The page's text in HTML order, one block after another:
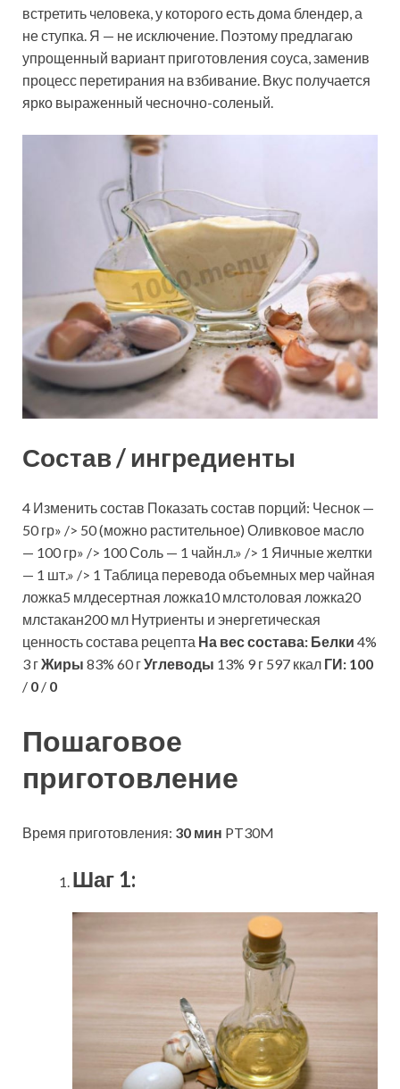
встретить человека, у которого есть дома блендер, а
не ступка. Я — не исключение. Поэтому предлагаю
упрощенный вариант приготовления соуса, заменив
процесс перетирания на взбивание. Вкус получается
ярко выраженный чесночно-соленый.
Состав / ингредиенты
4 Изменить состав Показать состав порций: Чеснок —
50 гр» /> 50 (можно растительное) Оливковое масло
— 100 гр» /> 100 Соль — 1 чайн.л.» /> 1 Яичные желтки
— 1 шт.» /> 1 Таблица перевода объемных мер чайная
ложка5 млдесертная ложка10 млстоловая ложка20
млстакан200 мл Нутриенты и энергетическая
ценность состава рецепта На вес состава: Белки 4%
3 гЖиры 83% 60 гУглеводы 13% 9 г 597 ккал ГИ: 100
/ 0 / 0
Пошаговое
приготовление
Время приготовления: 30 мин PT30M
Шаг 1: